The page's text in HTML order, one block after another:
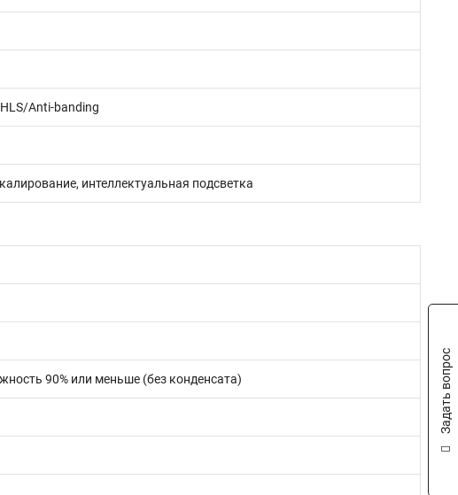
Anti-banding
интеллектуальная подсветка
90% или меньше (без конденсата) Задать вопрос